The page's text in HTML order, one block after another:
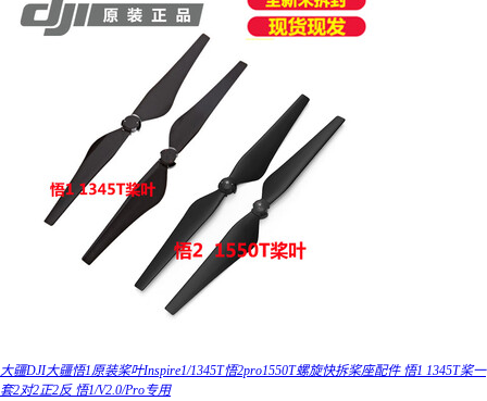
大疆DJI大疆悟1原装桨叶Inspire1/1345T悟2pro1550T螺旋快拆桨座配件 悟1 1345T桨一
套2对2正2反 悟1/V2.0/Pro专用